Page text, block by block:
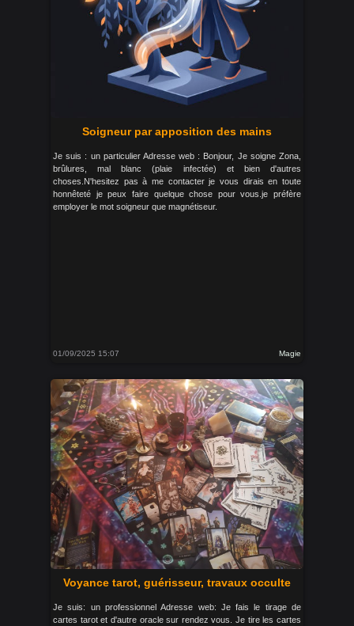
Soigneur par apposition des mains
Je suis : un particulier Adresse web : Bonjour, Je soigne Zona,
brûlures, mal blanc (plaie infectée) et bien d'autres
choses.N'hesitez pas à me contacter je vous dirais en toute
honnêteté je peux faire quelque chose pour vous.je préfère
employer le mot soigneur que magnétiseur.
01/09/2025 15:07 Magie
Voyance tarot, guérisseur, travaux occulte
Je suis: un professionnel Adresse web: Je fais le tirage de
cartes tarot et d'autre oracle sur rendez vous. Je tire les cartes